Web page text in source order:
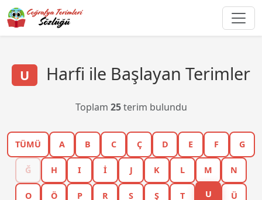
U Harfi ile Başlayan Terimler
Toplam 25terim bulundu
TÜMÜ A B C Ç D E F G
Ğ H I İ J K L M N
O Ö P R S Ş T U Ü